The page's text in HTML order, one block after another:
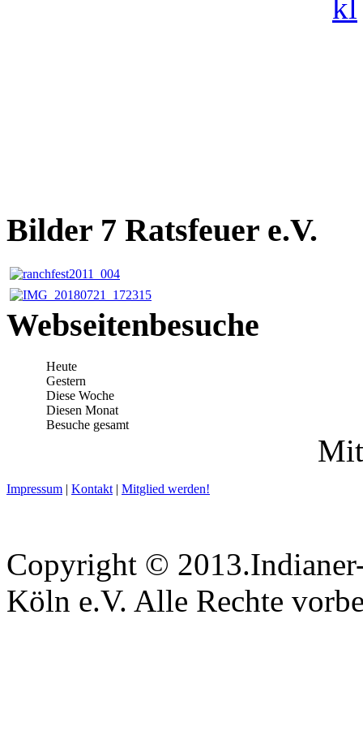
Bilder 7 Ratsfeuer e.V.
Webseitenbesuche
Heute
Gestern
Diese Woche
Diesen Monat
Besuche gesamt
Impressum | Kontakt | Mitglied werden!
Copyright ©
Köln e.V. Alle Rechte